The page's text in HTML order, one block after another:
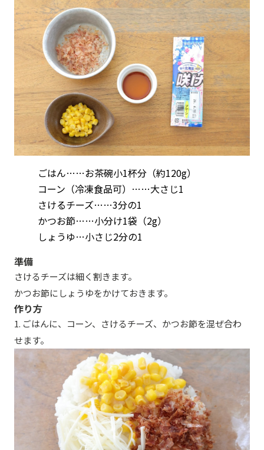
ごはん……お茶碗小1杯分（約120g）
コーン（冷凍食品可）……大さじ1
さけるチーズ……3分の1
かつお節……小分け1袋（2g）
しょうゆ…小さじ2分の1
準備
さけるチーズは細く割きます。
かつお節にしょうゆをかけておきます。
作り方
1. ごはんに、コーン、さけるチーズ、かつお節を混ぜ合わ
せます。